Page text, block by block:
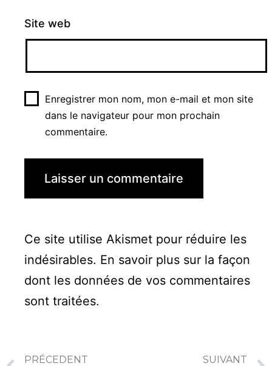
Site web
Enregistrer mon nom, mon e-mail et mon site
dans le navigateur pour mon prochain
commentaire.
Ce site utilise Akismet pour réduire les
indésirables. En savoir plus sur la façon
dont les données de vos commentaires
sont traitées.
PRÉCEDENT SUIVANT